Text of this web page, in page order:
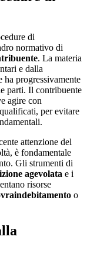
di
normativo di
. La materia
e dalla
ha progressivamente
parti. Il contribuente
agire con
per evitare
attenzione del
è fondamentale
Gli strumenti di
agevolata e i
risorse
o